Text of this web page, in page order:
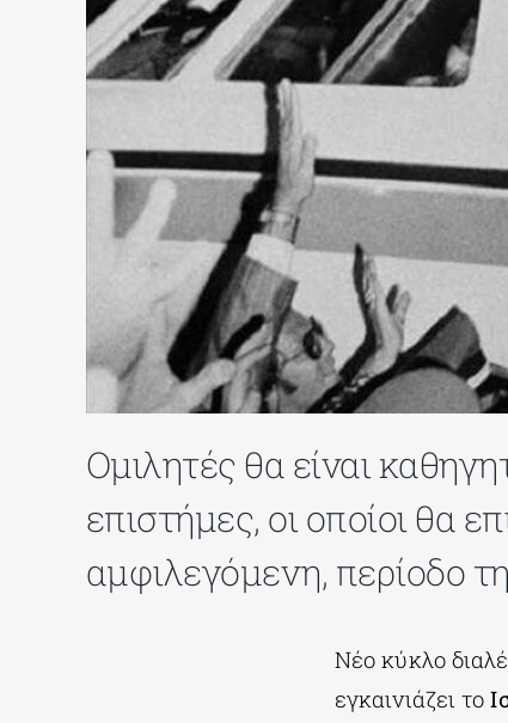
Ομιλητές θα είναι
επιστήμες, οι οποίοι θα
αμφιλεγόμενη, περίοδο
Νέο κύκλο
εγκαινιάζει το